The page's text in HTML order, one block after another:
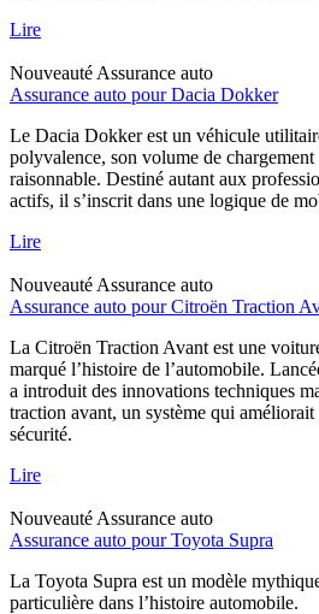
Lire
Nouveauté Assurance auto
Assurance auto pour Dacia Dokker
Le Dacia Dokker est un véhicule
polyvalence, son volume de chargement
raisonnable. Destiné autant aux
actifs, il s’inscrit dans une logique de
Lire
Nouveauté Assurance auto
Assurance auto pour Citroën Traction
La Citroën Traction Avant est une
marqué l’histoire de l’automobile.
a introduit des innovations techniques
traction avant, un système qui améliorait
sécurité.
Lire
Nouveauté Assurance auto
Assurance auto pour Toyota Supra
La Toyota Supra est un modèle
particulière dans l’histoire automobile.